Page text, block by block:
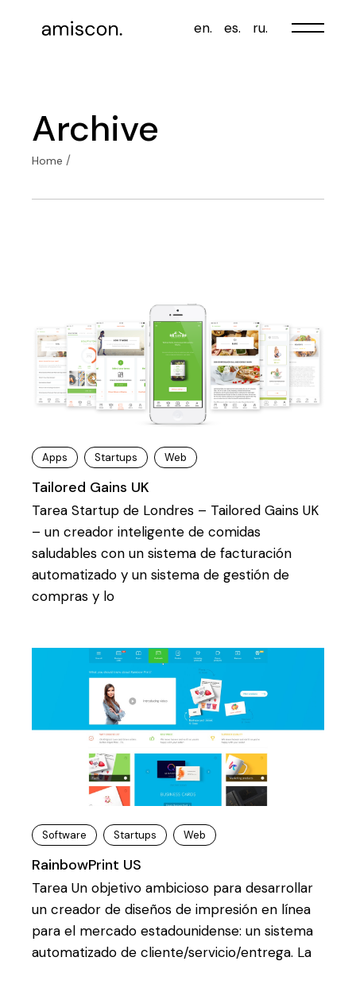
en. es. ru.
Archive
Home
Apps Startups Web
Tailored Gains UK
Tarea Startup de Londres – Tailored Gains UK
– un creador inteligente de comidas
saludables con un sistema de facturación
automatizado y un sistema de gestión de
compras y lo
Software Startups Web
RainbowPrint US
Tarea Un objetivo ambicioso para desarrollar
un creador de diseños de impresión en línea
para el mercado estadounidense: un sistema
automatizado de cliente/servicio/entrega. La